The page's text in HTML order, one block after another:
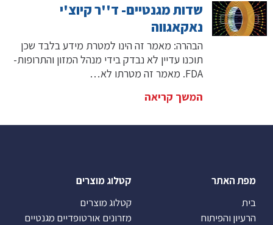
שדות מגנטיים- ד''ר קיוצ'י
נאקאגווה
הבהרה: מאמר זה הינו למטרת מידע בלבד שכן
תוכנו עדיין לא נבדק בידי מנהל המזון והתרופות-
FDA. מאמר זה מטרתו לא…
המשך קריאה
מפת האתר
בית
הרעיון והפיתוח
קטלוג מוצרים
קטלוג מוצרים
מזרונים אורטופדיים מגנטיים